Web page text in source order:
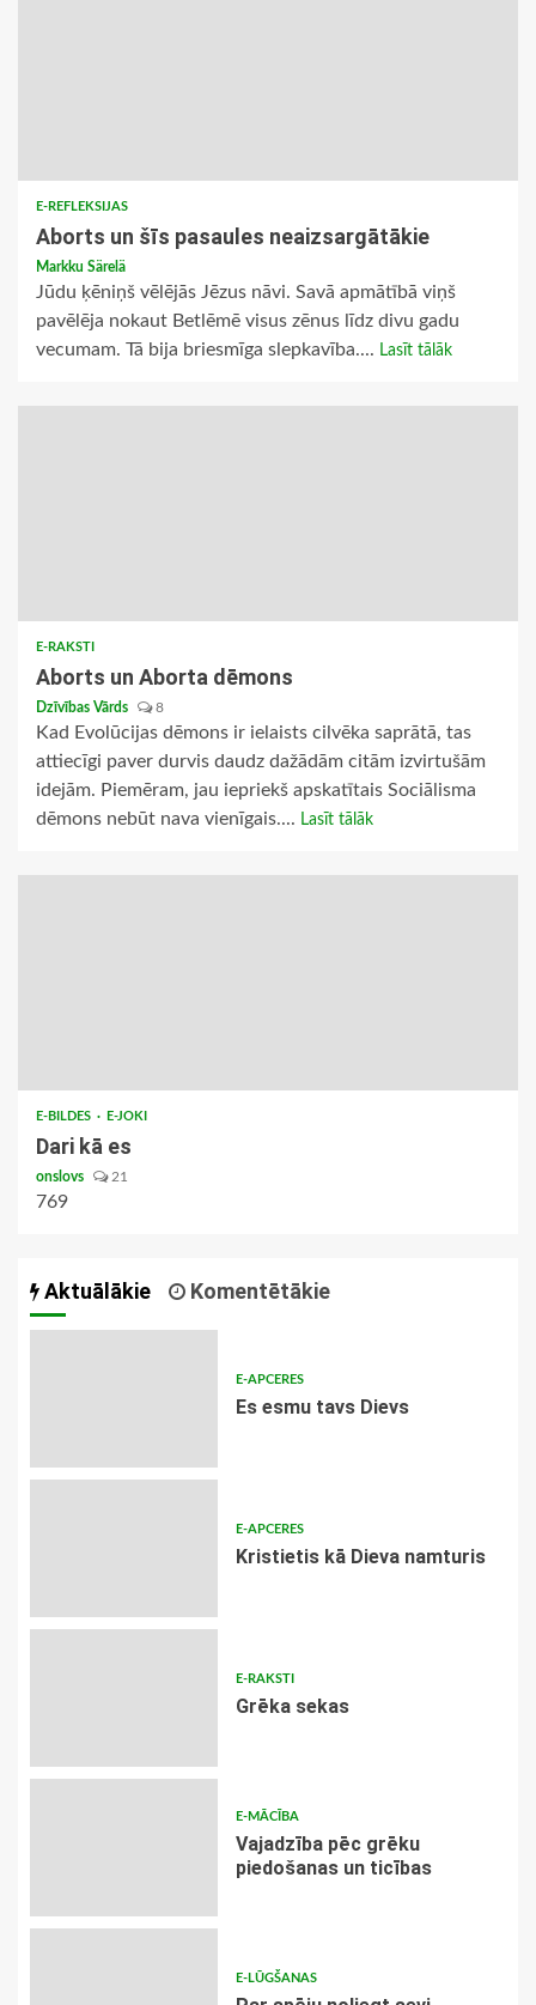
E-REFLEKSIJAS
Aborts un šīs pasaules neaizsargātākie
Markku Särelä
Jūdu ķēniņš vēlējās Jēzus nāvi. Savā apmātībā viņš
pavēlēja nokaut Betlēmē visus zēnus līdz divu gadu
vecumam. Tā bija briesmīga slepkavība.... Lasīt tālāk
E-RAKSTI
Aborts un Aborta dēmons
Dzīvības Vārds 8
Kad Evolūcijas dēmons ir ielaists cilvēka saprātā, tas
attiecīgi paver durvis daudz dažādām citām izvirtušām
idejām. Piemēram, jau iepriekš apskatītais Sociālisma
dēmons nebūt nava vienīgais.... Lasīt tālāk
E-BILDES E-JOKI
Dari kā es
onslovs 21
769
Aktuālākie Komentētākie
E-APCERES
Es esmu tavs Dievs
E-APCERES
Kristietis kā Dieva namturis
E-RAKSTI
Grēka sekas
E-MĀCĪBA
Vajadzība pēc grēku
piedošanas un ticības
E-LŪGŠANAS